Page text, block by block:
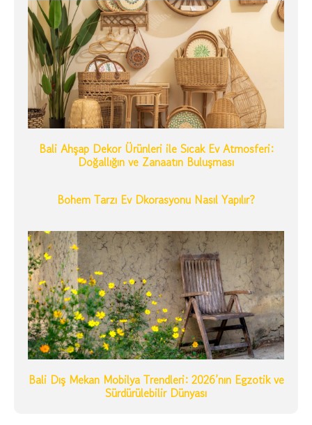
Bali Ahşap Dekor Ürünleri ile Sıcak Ev Atmosferi:
Doğallığın ve Zanaatın Buluşması
Bohem Tarzı Ev Dkorasyonu Nasıl Yapılır?
Bali Dış Mekan Mobilya Trendleri: 2026’nın Egzotik ve
Sürdürülebilir Dünyası